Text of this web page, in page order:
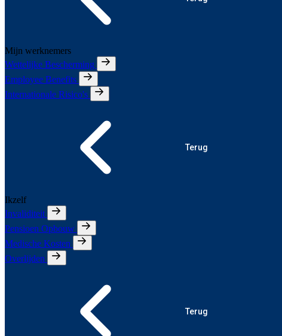
Mijn werknemers
Wettelijke Bescherming
Employee Benefits
Internationale Risico's
Terug
Ikzelf
Invaliditeit
Pensioen Opbouw
Medische Kosten
Overlijden
Terug